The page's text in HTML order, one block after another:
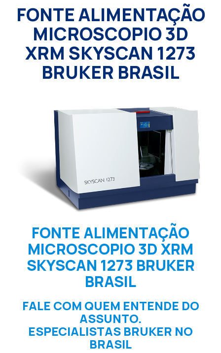
FONTE ALIMENTAÇÃO
MICROSCOPIO 3D
XRM SKYSCAN 1273
BRUKER BRASIL
FONTE ALIMENTAÇÃO
MICROSCOPIO 3D XRM
SKYSCAN 1273 BRUKER
BRASIL
FALE COM QUEM ENTENDE DO
ASSUNTO.
ESPECIALISTAS BRUKER NO
BRASIL